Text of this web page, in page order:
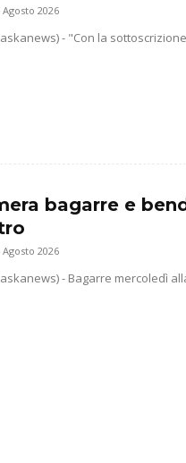
Agosto 2026
- "Con la
bagarre e
Agosto 2026
- Bagarre mercoledì